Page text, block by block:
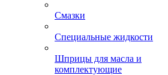
Смазки
Специальные жидкости
Шприцы для масла и
комплектующие